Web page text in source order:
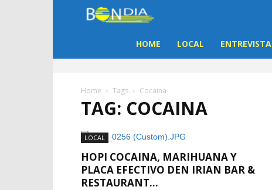
Dia
|
Noticia
di
HOME LOCAL ENTREVISTA
Home Tags Cocaina
TAG: COCAINA
LOCAL
HOPI COCAINA, MARIHUANA Y
PLACA EFECTIVO DEN IRIAN BAR &
RESTAURANT...